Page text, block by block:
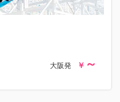
大阪発